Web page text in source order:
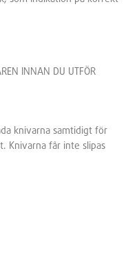
INNAN DU UTFÖR
knivarna samtidigt för
Knivarna får inte slipas